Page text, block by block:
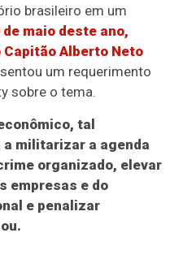
brasileiro em um
maio deste ano,
Alberto Neto
um requerimento
sobre o tema.
tal
militarizar a agenda
organizado, elevar
empresas e do
e penalizar